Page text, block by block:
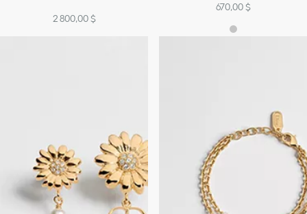
2 800,00 $
670,00 $